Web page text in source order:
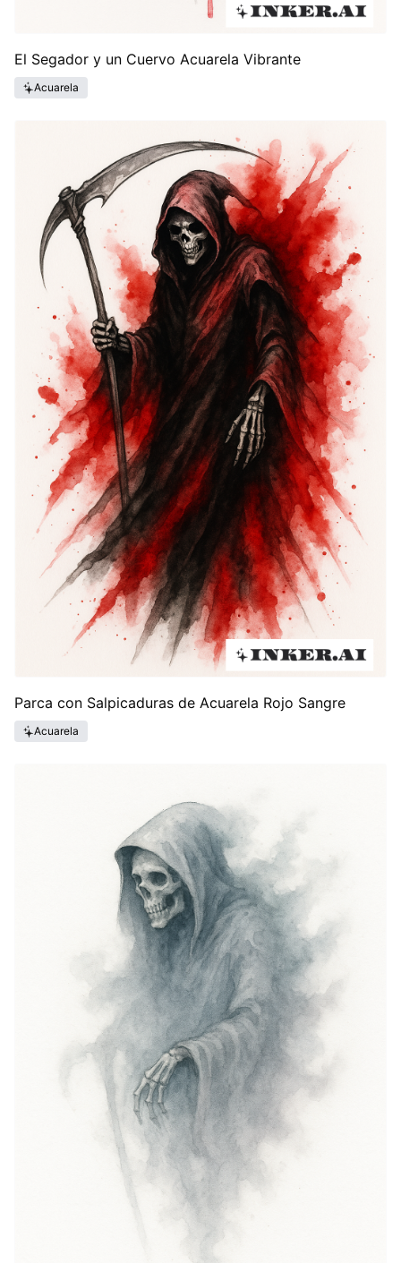
El Segador y un Cuervo Acuarela Vibrante
Acuarela
Parca con Salpicaduras de Acuarela Rojo Sangre
Acuarela